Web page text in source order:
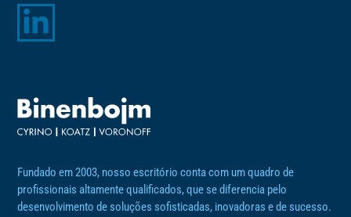
Fundado em 2003, nosso escritório conta com um quadro de
profissionais altamente qualificados, que se diferencia pelo
desenvolvimento de soluções sofisticadas, inovadoras e de sucesso.